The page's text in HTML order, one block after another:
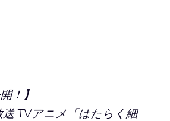
！】
TVアニメ「はたらく細